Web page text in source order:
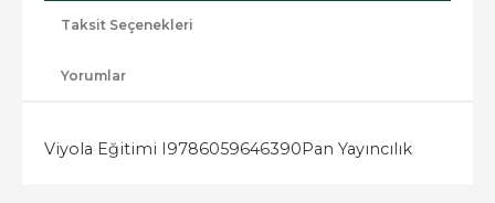
Taksit Seçenekleri
Yorumlar
Viyola Eğitimi I9786059646390Pan Yayıncılık